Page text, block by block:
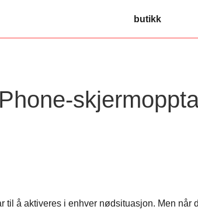
butikk
til å aktiveres i enhver nødsituasjon. Men når